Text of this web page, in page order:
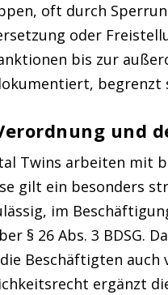
oft durch
oder
bis zur
und
Twins arbeiten mit
gilt ein besonders
im
§ 26 Abs. 3 BDSG.
die Beschäftigten
ergänzt